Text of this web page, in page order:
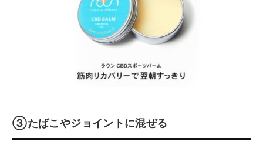
③たばこやジョイントに混ぜる